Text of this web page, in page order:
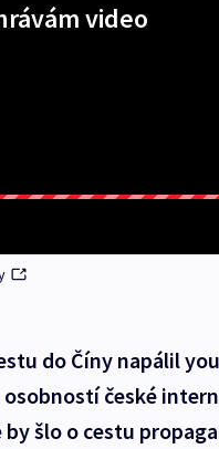
video
do Číny napálil
české
šlo o cestu